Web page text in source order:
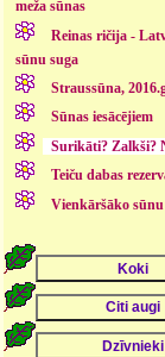
meža sūnas
Reinas ričija -
sūnu suga
Straussūna,
Sūnas iesācējiem
Surikāti? Zalkši?
Teiču dabas
Vienkāršāko